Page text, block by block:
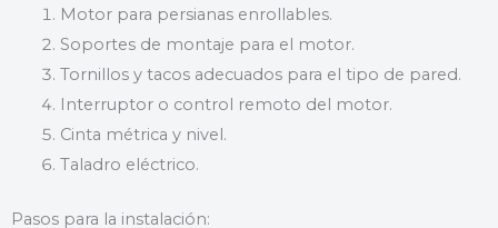
Motor para persianas enrollables.
Soportes de montaje para el motor.
Tornillos y tacos adecuados para el tipo de pared.
Interruptor o control remoto del motor.
Cinta métrica y nivel.
Taladro eléctrico.
Pasos para la instalación: